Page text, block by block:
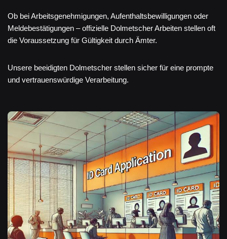
Ob bei Arbeitsgenehmigungen, Aufenthaltsbewilligungen oder
Meldebestätigungen – offizielle Dolmetscher Arbeiten stellen oft
die Voraussetzung für Gültigkeit durch Ämter.
Unsere beeidigten Dolmetscher stellen sicher für eine prompte
und vertrauenswürdige Verarbeitung.